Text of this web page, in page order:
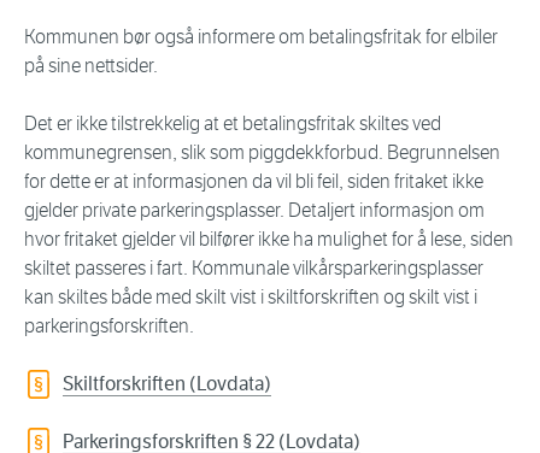
Kommunen bør også informere om betalingsfritak for elbiler
på sine nettsider.
Det er ikke tilstrekkelig at et betalingsfritak skiltes ved
kommunegrensen, slik som piggdekkforbud. Begrunnelsen
for dette er at informasjonen da vil bli feil, siden fritaket ikke
gjelder private parkeringsplasser. Detaljert informasjon om
hvor fritaket gjelder vil bilfører ikke ha mulighet for å lese, siden
skiltet passeres i fart. Kommunale vilkårsparkeringsplasser
kan skiltes både med skilt vist i skiltforskriften og skilt vist i
parkeringsforskriften.
Skiltforskriften (Lovdata)
Parkeringsforskriften § 22 (Lovdata)